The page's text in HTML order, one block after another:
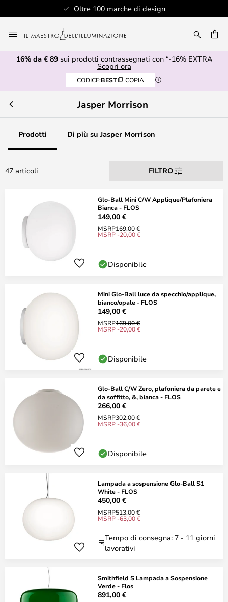
Oltre 100 marche di design
al
contenuto
16% da € 89sui prodotti contrassegnati con “-16% EXTRA
Scopri ora
CODICE:BEST COPIA
Jasper Morrison
Prodotti Di più su Jasper Morrison
47 articoli FILTRO
Glo-Ball Mini C/W Applique/Plafoniera
Bianca - FLOS
149,00 €
MSRP169,00 €
MSRP -20,00 €
Disponibile
Mini Glo-Ball luce da specchio/applique,
bianco/opale - FLOS
149,00 €
MSRP169,00 €
MSRP -20,00 €
Disponibile
Glo-Ball C/W Zero, plafoniera da parete e
da soffitto, &, bianca - FLOS
266,00 €
MSRP302,00 €
MSRP -36,00 €
Disponibile
Lampada a sospensione Glo-Ball S1
White - FLOS
450,00 €
MSRP513,00 €
MSRP -63,00 €
Tempo di consegna: 7 - 11 giorni
lavorativi
Smithfield S Lampada a Sospensione
Verde - Flos
891,00 €